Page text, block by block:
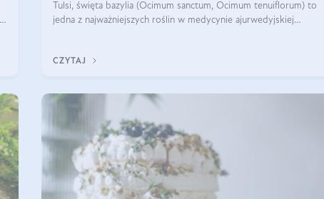
Tulsi, święta bazylia (Ocimum sanctum, Ocimum tenuiflorum) to
jedna z najważniejszych roślin w medycynie ajurwedyjskiej
CZYTAJ